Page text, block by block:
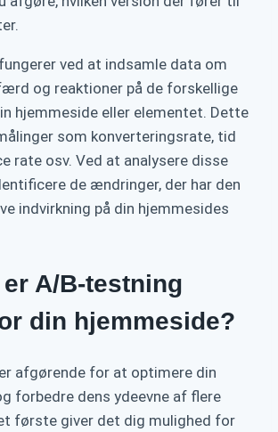
ved at indsamle data om
og reaktioner på de forskellige
hjemmeside eller elementet. Dette
som konverteringsrate, tid
rate osv. Ved at analysere disse
de ændringer, der har den
indvirkning på din hjemmesides
A/B-testning
din hjemmeside?
afgørende for at optimere din
forbedre dens ydeevne af flere
første giver det dig mulighed for